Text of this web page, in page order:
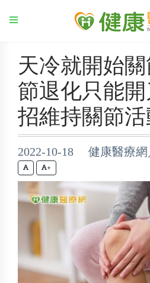
天冷就開始
節退化只能
招維持關節活
2022-10-18 健康醫療網
+